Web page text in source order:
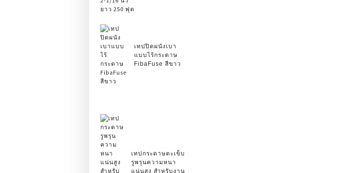
เทปปิดผนังเบา
แบบไร้กระดาษ
FibaFuse สีขาว
เทปกระดาษตะเข็บ
รูพรุนความหนา
แน่นสูง สำหรับงาน